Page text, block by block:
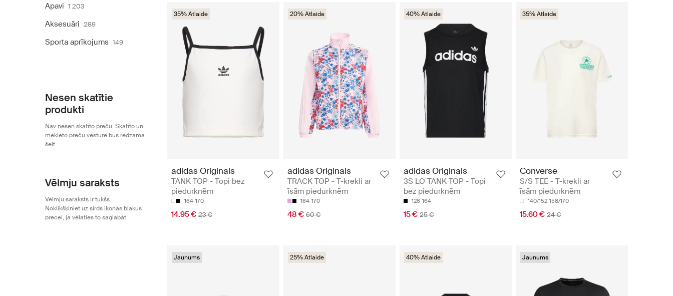
Apavi 1 203
Aksesuāri 289
Sporta aprīkojums 149
Nesen skatītie
produkti
Nav nesen skatīto preču. Skatīto un
meklēto preču vēsture būs redzama
šeit.
Vēlmju saraksts
Vēlmju saraksts ir tukšs.
Noklikšķiniet uz sirds ikonas blakus
precei, ja vēlaties to saglabāt.
35% Atlaide
adidas Originals
TANK TOP - Topi bez
piedurknēm
164 170
14.95 € 23 €
20% Atlaide
adidas Originals
TRACK TOP - T-krekli ar
īsām piedurknēm
164 170
48 € 60 €
40% Atlaide
adidas Originals
3S LO TANK TOP - Topi
bez piedurknēm
128 164
15 € 25 €
35% Atlaide
Converse
S/S TEE - T-krekli ar
īsām piedurknēm
140/152 158/170
15.60 € 24 €
Jaunums 25% Atlaide 40% Atlaide Jaunums